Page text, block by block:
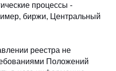
процессы -
биржи, Центральный
реестра не
Положений